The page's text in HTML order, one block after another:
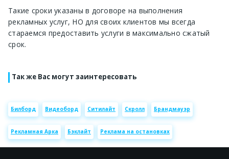
Такие сроки указаны в договоре на выполнения
рекламных услуг, НО для своих клиентов мы всегда
стараемся предоставить услуги в максимально сжатый
срок.
Так же Вас могут заинтересовать
Билборд Видеоборд Ситилайт Скролл Брандмауэр
Рекламная Арка Бэклайт Реклама на остановках